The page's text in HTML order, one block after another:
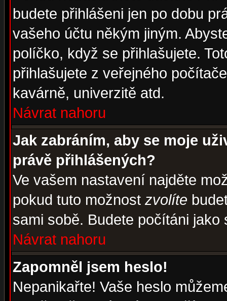
budete přihlášeni jen po dobu
vašeho účtu někým jiným.
políčko, když se přihlašujete.
přihlašujete z veřejného
kavárně, univerzitě atd.
Návrat nahoru
Jak zabráním, aby se moje
právě přihlášených?
Ve vašem nastavení najděte
pokud tuto možnost zvolíte
sami sobě. Budete počítáni jako
Návrat nahoru
Zapomněl jsem heslo!
Nepanikařte! Vaše heslo